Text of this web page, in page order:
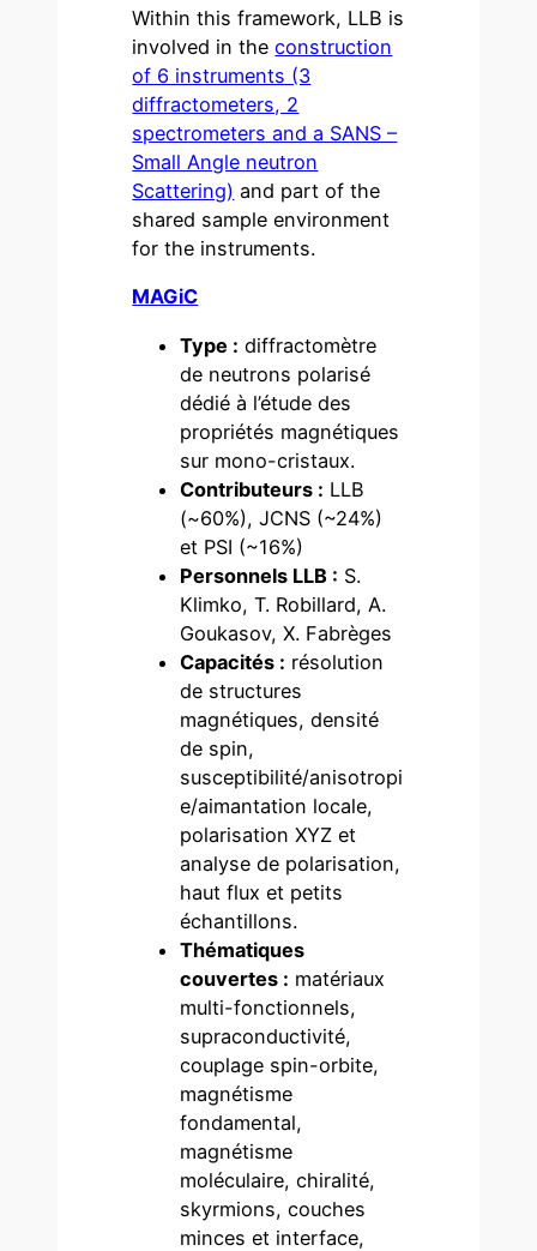
Within this framework, LLB is
involved in theconstruction
of 6 instruments (3
diffractometers, 2
spectrometers and a SANS –
Small Angle neutron
Scattering) and part of the
shared sample environment
for the instruments.
MAGiC
Type : diffractomètre
de neutrons polarisé
dédié à l’étude des
propriétés magnétiques
sur mono-cristaux.
Contributeurs : LLB
(~60%), JCNS (~24%)
et PSI (~16%)
Personnels LLB : S.
Klimko, T. Robillard, A.
Goukasov, X. Fabrèges
Capacités : résolution
de structures
magnétiques, densité
de spin,
susceptibilité/anisotropi
e/aimantation locale,
polarisation XYZ et
analyse de polarisation,
haut flux et petits
échantillons.
Thématiques
couvertes : matériaux
multi-fonctionnels,
supraconductivité,
couplage spin-orbite,
magnétisme
fondamental,
magnétisme
moléculaire, chiralité,
skyrmions, couches
minces et interface,